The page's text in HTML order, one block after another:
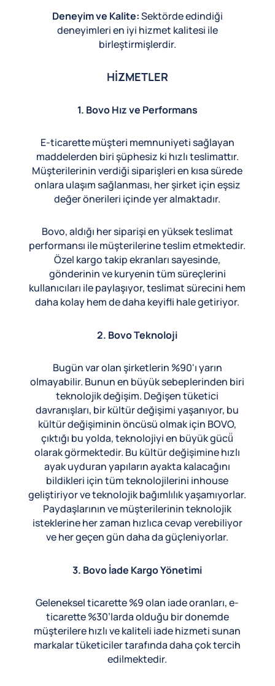
Deneyim ve Kalite:Sektörde edindiği
deneyimleri en iyi hizmet kalitesi ile
birleştirmişlerdir.
HİZMETLER
1. Bovo Hız ve Performans
E-ticarette müşteri memnuniyeti sağlayan
maddelerden biri şüphesiz ki hızlı teslimattır.
Müşterilerinin verdiği siparişleri en kısa sürede
onlara ulaşım sağlanması, her şirket için eşsiz
değer önerileri içinde yer almaktadır.
Bovo, aldığı her siparişi en yüksek teslimat
performansı ile müşterilerine teslim etmektedir.
Özel kargo takip ekranları sayesinde,
gönderinin ve kuryenin tüm süreçlerini
kullanıcıları ile paylaşıyor, teslimat sürecini hem
daha kolay hem de daha keyifli hale getiriyor.
2. Bovo Teknoloji
Bugün var olan şirketlerin %90'ı yarın
olmayabilir. Bunun en büyük sebeplerinden biri
teknolojik değişim. Değişen tüketici
davranışları, bir kültür değişimi yaşanıyor, bu
kültür değişiminin öncüsü olmak için BOVO,
çıktığı bu yolda, teknolojiyi en büyük gücü̈
olarak görmektedir. Bu kültür değişimine hızlı
ayak uyduran yapıların ayakta kalacağını
bildikleri için tüm teknolojilerini inhouse
geliştiriyor ve teknolojik bağımlılık yaşamıyorlar.
Paydaşlarının ve müşterilerinin teknolojik
isteklerine her zaman hızlıca cevap verebiliyor
ve her geçen gün daha da güçleniyorlar.
3. Bovo İade Kargo Yönetimi
Geleneksel ticarette %9 olan iade oranları, e-
ticarette %30’larda olduğu bir donemde
müşterilere hızlı ve kaliteli iade hizmeti sunan
markalar tüketiciler tarafında daha çok tercih
edilmektedir.